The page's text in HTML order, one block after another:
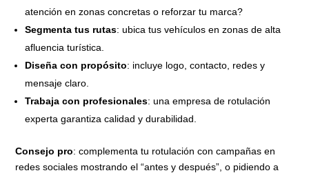
atención en zonas concretas o reforzar tu marca?
Segmenta tus rutas: ubica tus vehículos en zonas de alta
afluencia turística.
Diseña con propósito: incluye logo, contacto, redes y
mensaje claro.
Trabaja con profesionales: una empresa de rotulación
experta garantiza calidad y durabilidad.
Consejo pro: complementa tu rotulación con campañas en
redes sociales mostrando el “antes y después”, o pidiendo a